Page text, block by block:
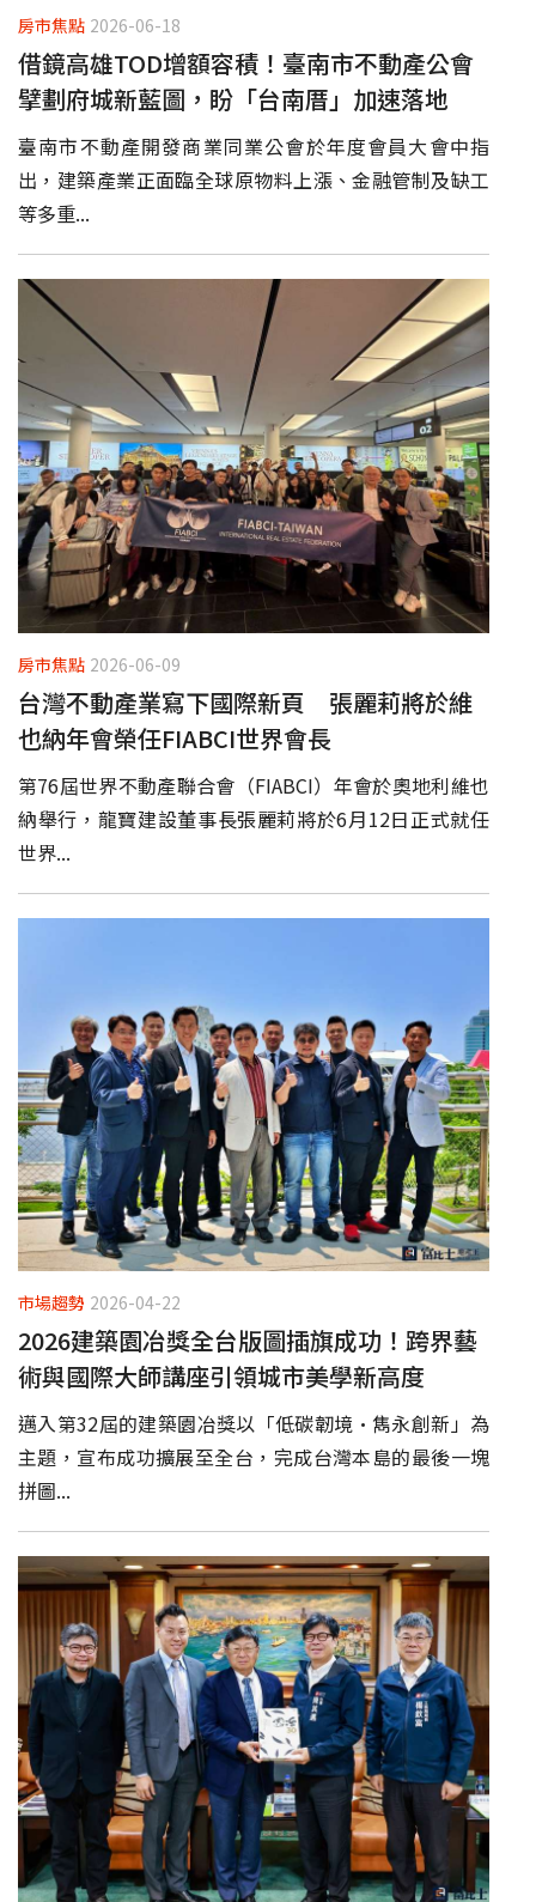
房市焦點 2026-06-18
借鏡高雄TOD增額容積！臺南市不動產公會
擘劃府城新藍圖，盼「台南厝」加速落地
臺南市不動產開發商業同業公會於年度會員大會中指
出，建築產業正面臨全球原物料上漲、金融管制及缺工
等多重...
房市焦點 2026-06-09
台灣不動產業寫下國際新頁 張麗莉將於維
也納年會榮任FIABCI世界會長
第76屆世界不動產聯合會（FIABCI）年會於奧地利維也
納舉行，龍寶建設董事長張麗莉將於6月12日正式就任
世界...
市場趨勢 2026-04-22
2026建築園冶獎全台版圖插旗成功！跨界藝
術與國際大師講座引領城市美學新高度
邁入第32屆的建築園冶獎以「低碳韌境·雋永創新」為
主題，宣布成功擴展至全台，完成台灣本島的最後一塊
拼圖...